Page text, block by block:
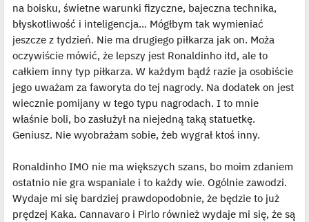
o
j
e
d
n
c
z
y
p
o
t
na boisku, świetne warunki fizyczne, bajeczna technika,
błyskotliwość i inteligencja... Mógłbym tak wymieniać
jeszcze z tydzień. Nie ma drugiego piłkarza jak on. Moża
oczywiście mówić, że lepszy jest Ronaldinho itd, ale to
całkiem inny typ piłkarza. W każdym bądź razie ja osobiście
jego uważam za faworyta do tej nagrody. Na dodatek on jest
wiecznie pomijany w tego typu nagrodach. I to mnie
właśnie boli, bo zasłużył na niejedną taką statuetkę.
Geniusz. Nie wyobrażam sobie, żeb wygrał ktoś inny.
Ronaldinho IMO nie ma większych szans, bo moim zdaniem
ostatnio nie gra wspaniale i to każdy wie. Ogólnie zawodzi.
Wydaje mi się bardziej prawdopodobnie, że będzie to już
prędzej Kaka. Cannavaro i Pirlo również wydaje mi się, że są